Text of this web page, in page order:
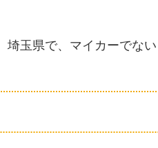
埼玉県で、マイカーでない